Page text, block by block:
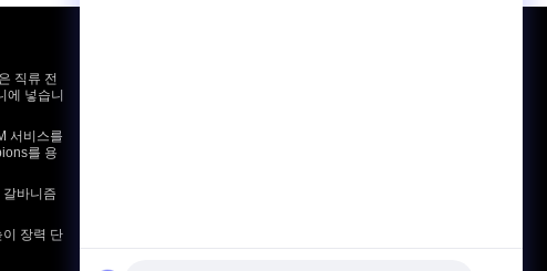
직류 전
에 넣습니
서비스를
를 용
바니즘
장력 단